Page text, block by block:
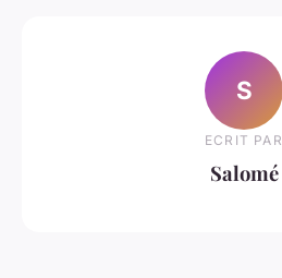
S
ECRIT PAR
Salomé